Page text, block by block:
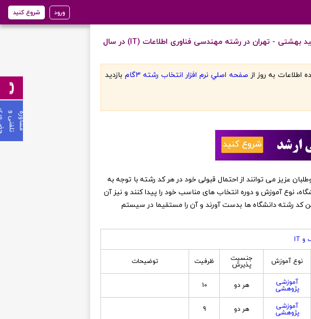
ورود شروع کنید
دفترچه انتخاب رشته کارشناسی ارشد سازمان سنجش و آموزش کشور در دانشگاه شهید بهشتی - تهران در رشته مهندسی فناوری اطلاعات (IT) در سال
به روز از صفحه اصلي نرم افزار انتخاب رشته 3گام
بازديد
96 نیز موجود می باشد و در آنجا داوطلبان عزیز می توانند از احتمال قبولی خود در هر کد رشته با توجه به
نوع آموزش و دوره انتخاب های مناسب خود را پیدا کنند و نیز آن
کد رشته دانشگاه ها بدست آورند و آن را مستقیما در سیستم
نوع آموزش جنسیت
پذیرش ظرفیت توضیحات
آموزشی
پژوهشی هر دو 10
آموزشی
پژوهشی هر دو 9
م
ش
ا
و
ر
ه
ت
ل
ف
ن
ی
و
ح
ض
ـ
ـ
ـ
و
ر